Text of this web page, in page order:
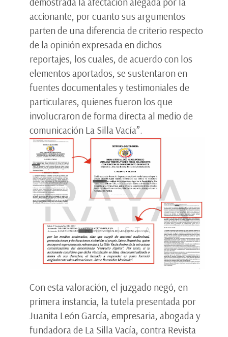
accionante, por cuanto sus argumentos
parten de una diferencia de criterio respecto
de la opinión expresada en dichos
reportajes, los cuales, de acuerdo con los
elementos aportados, se sustentaron en
fuentes documentales y testimoniales de
particulares, quienes fueron los que
involucraron de forma directa al medio de
comunicación La Silla Vacía”.
Con esta valoración, el juzgado negó, en
primera instancia, la tutela presentada por
Juanita León García, empresaria, abogada y
fundadora de La Silla Vacía, contra Revista